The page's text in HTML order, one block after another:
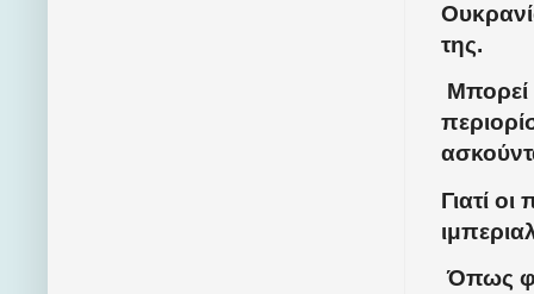
της.
Μπορεί
Γιατί
Όπως